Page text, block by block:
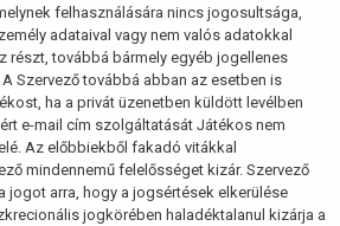
felhasználására nincs jogosultsága,
adataival vagy nem valós adatokkal
részt, továbbá bármely egyéb jogellenes
Szervező továbbá abban az esetben is
ha a privát üzenetben küldött levélben
e-mail cím szolgáltatását Játékos nem
Az előbbiekből fakadó vitákkal
mindennemű felelősséget kizár. Szervező
jogot arra, hogy a jogsértések elkerülése
jogkörében haladéktalanul kizárja a